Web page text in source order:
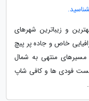
و زیباترین شهرهای
خاص و جاده پر پیچ
منتهی به شمال
فودی ها و کافی شاپ